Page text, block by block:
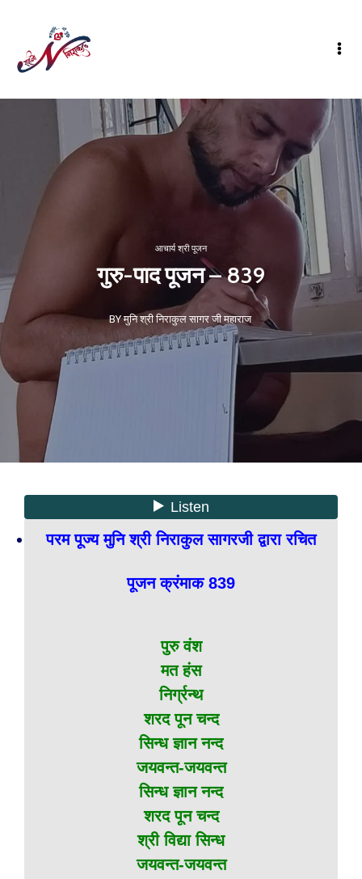
आचार्य श्री पूजन
गुरु-पाद पूजन – 839
BY मुनि श्री निराकुल सागर जी महाराज
परम पूज्य मुनि श्री निराकुल सागरजी द्वारा रचित
पूजन क्रंमाक 839
पुरु वंश
मत हंस
निर्ग्रन्थ
शरद पून चन्द
सिन्ध ज्ञान नन्द
जयवन्त-जयवन्त
सिन्ध ज्ञान नन्द
शरद पून चन्द
श्री विद्या सिन्ध
जयवन्त-जयवन्त